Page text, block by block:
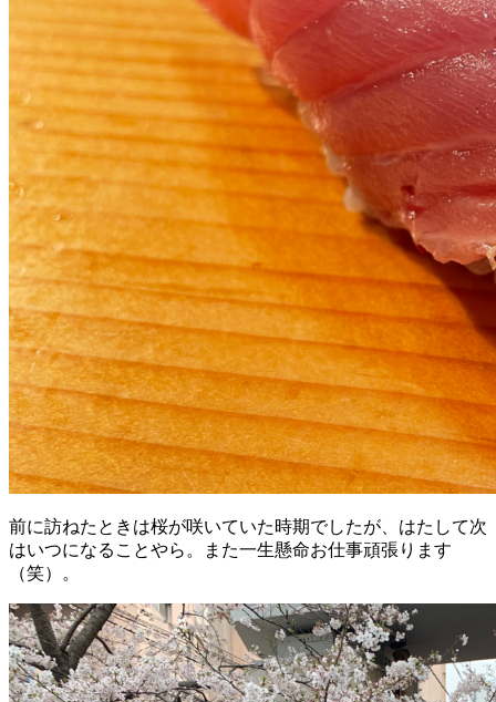
前に訪ねたときは桜が咲いていた時期でしたが、はたして次
はいつになることやら。また一生懸命お仕事頑張ります
（笑）。